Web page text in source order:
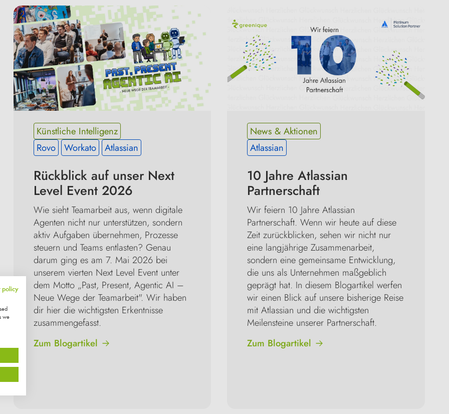
Künstliche Intelligenz
Rovo
Workato Atlassian
Rückblick auf unser Next
Level Event 2026
Wie sieht Teamarbeit aus, wenn digitale
Agenten nicht nur unterstützen, sondern
aktiv Aufgaben übernehmen, Prozesse
steuern und Teams entlasten? Genau
darum ging es am 7. Mai 2026 bei
unserem vierten Next Level Event unter
dem Motto „Past, Present, Agentic AI –
Neue Wege der Teamarbeit". Wir haben
dir hier die wichtigsten Erkentnisse
zusammengefasst.
Zum Blogartikel
News & Aktionen
Atlassian
10 Jahre Atlassian
Partnerschaft
Wir feiern 10 Jahre Atlassian
Partnerschaft. Wenn wir heute auf diese
Zeit zurückblicken, sehen wir nicht nur
eine langjährige Zusammenarbeit,
sondern eine gemeinsame Entwicklung,
die uns als Unternehmen maßgeblich
geprägt hat. In diesem Blogartikel werfen
wir einen Blick auf unsere bisherige Reise
mit Atlassian und die wichtigsten
Meilensteine unserer Partnerschaft.
Zum Blogartikel
policy
we